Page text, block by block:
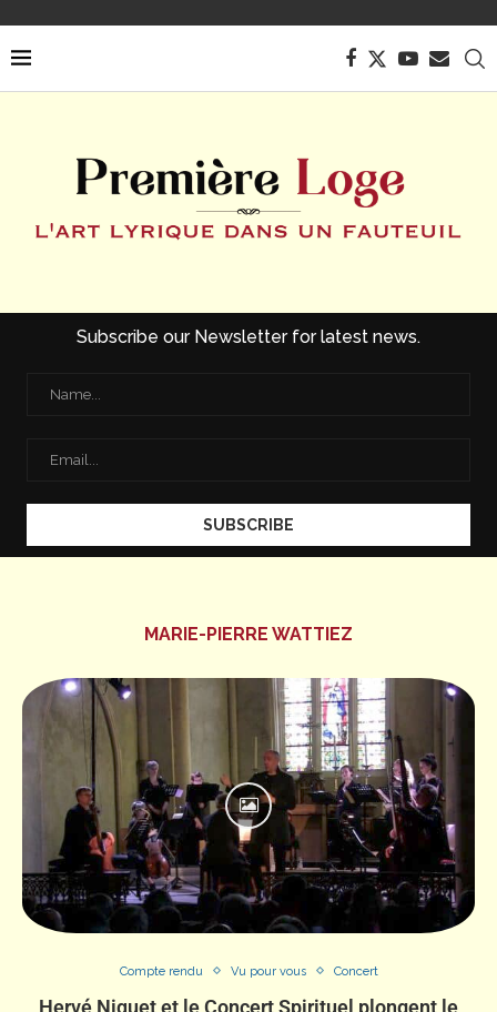
Subscribe our Newsletter for latest news.
MARIE-PIERRE WATTIEZ
Compte rendu Vu pour vous Concert
Hervé Niquet et le Concert Spirituel plongent le